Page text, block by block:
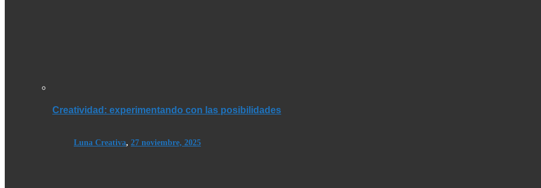
Creatividad: experimentando con las posibilidades
Luna Creativa, 27 noviembre, 2025